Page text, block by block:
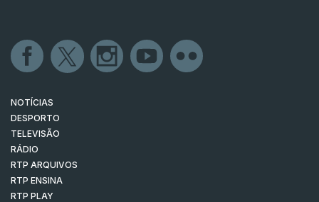
NOTÍCIAS
DESPORTO
TELEVISÃO
RÁDIO
RTP ARQUIVOS
RTP ENSINA
RTP PLAY